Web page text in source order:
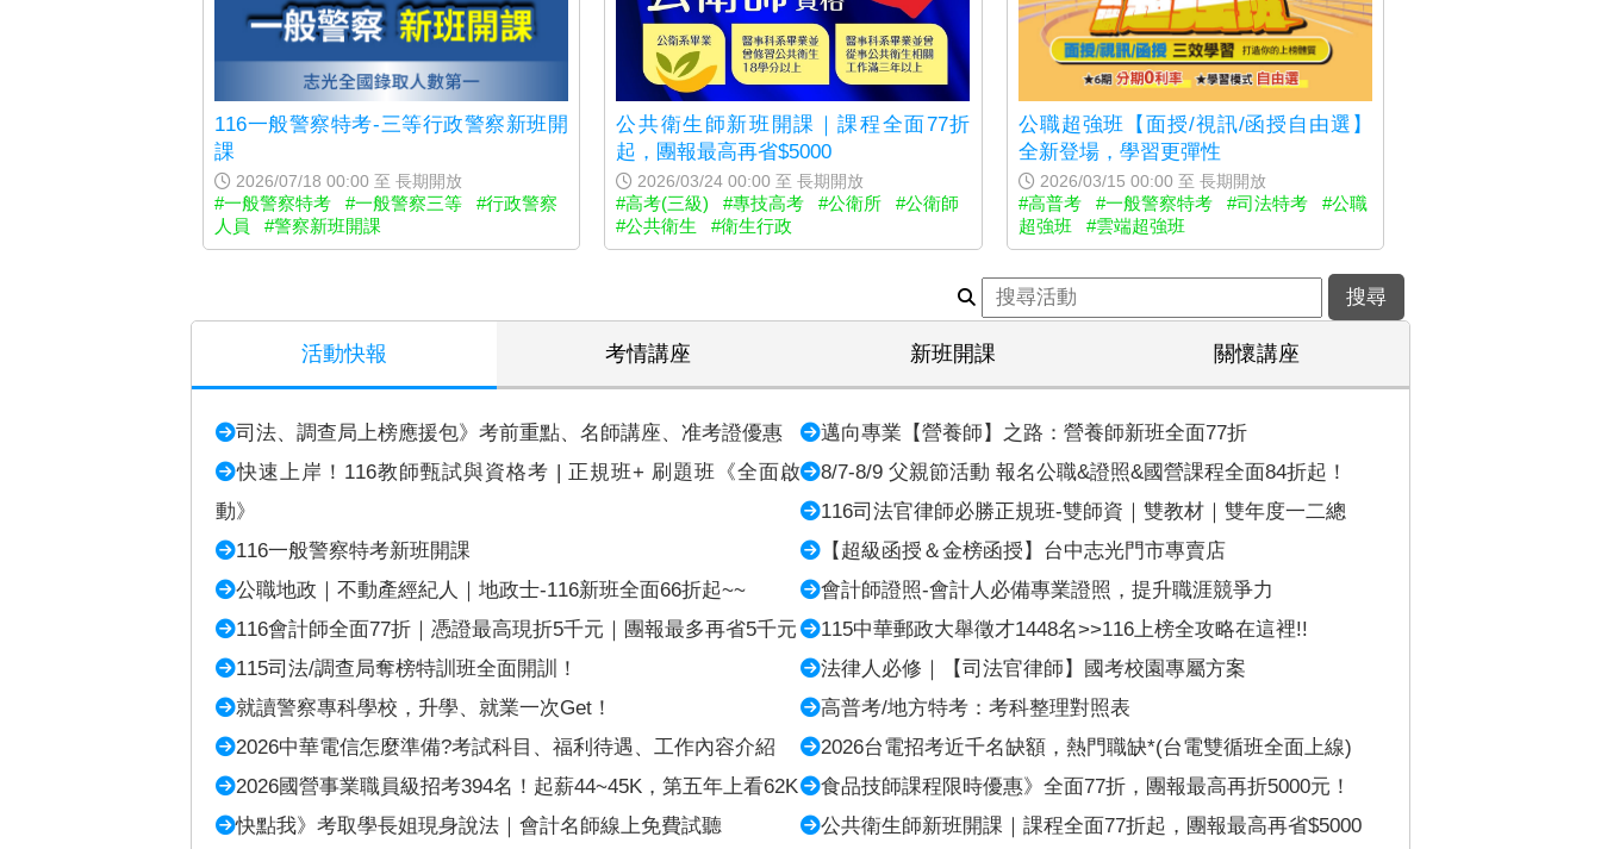
116一般警察特考-三等行政警察新班開
課
2026/07/18 00:00 至 長期開放
#一般警察特考 #一般警察三等
#行政警察
人員
#警察新班開課
公共衛生師新班開課｜課程全面77折
起，團報最高再省$5000
2026/03/24 00:00 至 長期開放
#高考(三級) #專技高考 #公衛所
#公衛師
#公共衛生
#衛生行政
公職超強班【面授/視訊/函授自由選】
全新登場，學習更彈性
2026/03/15 00:00 至 長期開放
#高普考 #一般警察特考 #司法特考
#公職
超強班
#雲端超強班
活動快報 考情講座 新班開課 關懷講座
司法、調查局上榜應援包》考前重點、名師講座、准考證優惠
邁向專業【營養師】之路：營養師新班全面77折
快速上岸！116教師甄試與資格考 | 正規班+ 刷題班《全面啟
動》
8/7-8/9 父親節活動 報名公職&證照&國營課程全面84折起！
116司法官律師必勝正規班-雙師資｜雙教材｜雙年度一二總
116一般警察特考新班開課
【超級函授＆金榜函授】台中志光門市專賣店
公職地政｜不動產經紀人｜地政士-116新班全面66折起~~
會計師證照-會計人必備專業證照，提升職涯競爭力
116會計師全面77折｜憑證最高現折5千元｜團報最多再省5千元
115中華郵政大舉徵才1448名>>116上榜全攻略在這裡!!
115司法/調查局奪榜特訓班全面開訓！
法律人必修｜【司法官律師】國考校園專屬方案
就讀警察專科學校，升學、就業一次Get！
高普考/地方特考：考科整理對照表
2026中華電信怎麼準備?考試科目、福利待遇、工作內容介紹
2026台電招考近千名缺額，熱門職缺*(台電雙循班全面上線)
2026國營事業職員級招考394名！起薪44~45K，第五年上看62K
食品技師課程限時優惠》全面77折，團報最高再折5000元！
快點我》考取學長姐現身說法｜會計名師線上免費試聽
公共衛生師新班開課｜課程全面77折起，團報最高再省$5000